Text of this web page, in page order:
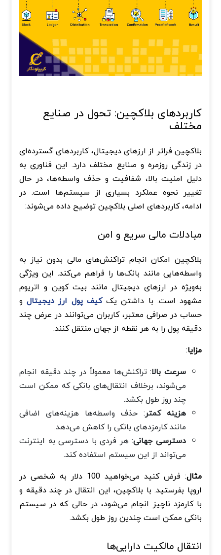
کاربردهای بلاکچین: تحول در صنایع
مختلف
بلاکچین فراتر از ارزهای دیجیتال، کاربردهای گسترده‌ای
در زندگی روزمره و صنایع مختلف دارد. این فناوری به
دلیل امنیت بالا، شفافیت و حذف واسطه‌ها، در حال
تغییر نحوه عملکرد بسیاری از سیستم‌ها است. در
ادامه، کاربردهای اصلی بلاکچین توضیح داده می‌شوند:
مبادلات مالی سریع و امن
بلاکچین امکان انجام تراکنش‌های مالی بدون نیاز به
واسطه‌هایی مانند بانک‌ها را فراهم می‌کند. این ویژگی
به‌ویژه در ارزهای دیجیتال مانند بیت‌ کوین و اتریوم
مشهود است. با داشتن یککیف پول ارز دیجیتالو
حساب در صرافی معتبر، کاربران می‌توانند در عرض چند
دقیقه پول را به هر نقطه از جهان منتقل کنند.
مزایا:
سرعت بالا: تراکنش‌ها معمولاً در چند دقیقه انجام
می‌شوند، برخلاف انتقال‌های بانکی که ممکن است
چند روز طول بکشد.
هزینه کمتر: حذف واسطه‌ها هزینه‌های اضافی
مانند کارمزدهای بانکی را کاهش می‌دهد.
دسترسی جهانی: هر فردی با دسترسی به اینترنت
می‌تواند از این سیستم استفاده کند.
مثال
: فرض کنید می‌خواهید 100 دلار به شخصی در
اروپا بفرستید. با بلاکچین، این انتقال در چند دقیقه و
با کارمزد ناچیز انجام می‌شود، در حالی که در سیستم
بانکی ممکن است چندین روز طول بکشد.
انتقال مالکیت دارایی‌ها